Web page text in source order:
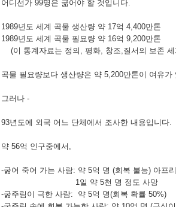
어디선가 99명은 굶어야 할 것입니다.
1989년도 세계 곡물 생산량 약 17억 4,400만톤
1989년도 세계 곡물 필요량 약 16억 9,200만톤
(이 통계자료는 정의, 평화, 창조,질서의 보존 세
곡물 필요량보다 생산량은 약 5,200만톤이 여유가
그러나 -
93년도에 외국 어느 단체에서 조사한 내용입니다.
약 56억 인구중에서,
-굶어 죽어 가는 사람: 약 5억 명 (회복 불능) 아프
1일 약 5천 명 정도 사망
-굶주림이 극한 사람: 약 5억 명(회복 확률 50%)